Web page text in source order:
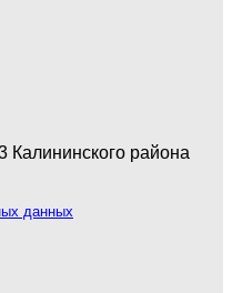
района
данных